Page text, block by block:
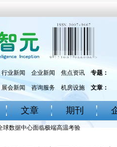
行业新闻 企业新闻 焦点资讯 专题：
展会新闻 咨询服务 机房设施 文章：
文章 期刊
球数据中心面临极端高温考验